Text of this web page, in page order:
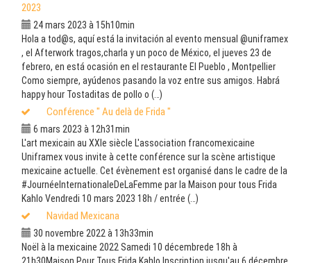
2023
24 mars 2023 à 15h10min
Hola a tod@s, aquí está la invitación al evento mensual @uniframex
, el Afterwork tragos,charla y un poco de México, el jueves 23 de
febrero, en está ocasión en el restaurante El Pueblo , Montpellier
Como siempre, ayúdenos pasando la voz entre sus amigos. Habrá
happy hour Tostaditas de pollo o (…)
Conférence " Au delà de Frida "
6 mars 2023 à 12h31min
L'art mexicain au XXIe siècle L'association francomexicaine
Uniframex vous invite à cette conférence sur la scène artistique
mexicaine actuelle. Cet évènement est organisé dans le cadre de la
#JournéeInternationaleDeLaFemme par la Maison pour tous Frida
Kahlo Vendredi 10 mars 2023 18h / entrée (…)
Navidad Mexicana
30 novembre 2022 à 13h33min
Noël à la mexicaine 2022 Samedi 10 décembrede 18h à